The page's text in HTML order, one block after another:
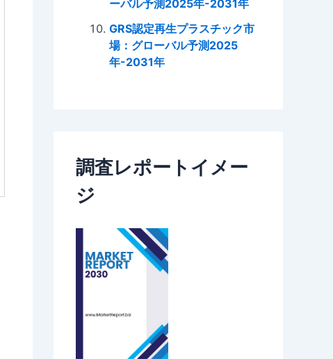
ーバル予測2025年-2031年
GRS認定再生プラスチック市
場：グローバル予測2025
年-2031年
調査レポートイメー
ジ